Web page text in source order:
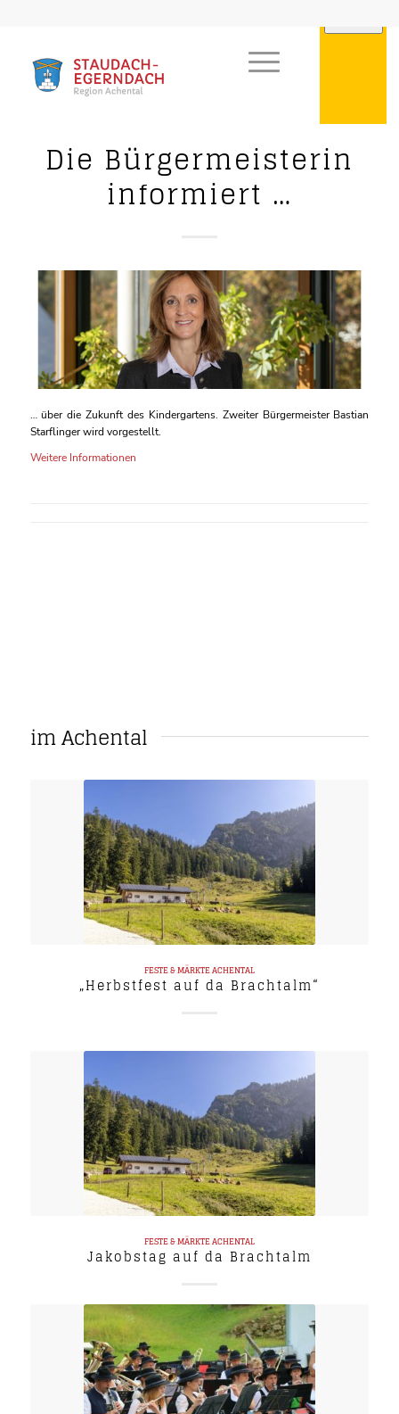
Die Bürgermeisterin
informiert …
… über die Zukunft des Kindergartens. Zweiter Bürgermeister Bastian
Starflinger wird vorgestellt.
Weitere Informationen
im Achental
FESTE & MÄRKTEACHENTAL
„Herbstfest auf da Brachtalm“
FESTE & MÄRKTEACHENTAL
Jakobstag auf da Brachtalm